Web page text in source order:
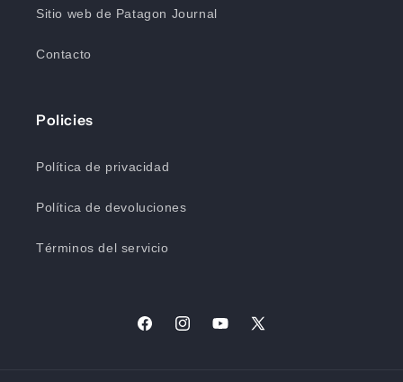
Sitio web de Patagon Journal
Contacto
Policies
Política de privacidad
Política de devoluciones
Términos del servicio
FacebookInstagramYouTube
X